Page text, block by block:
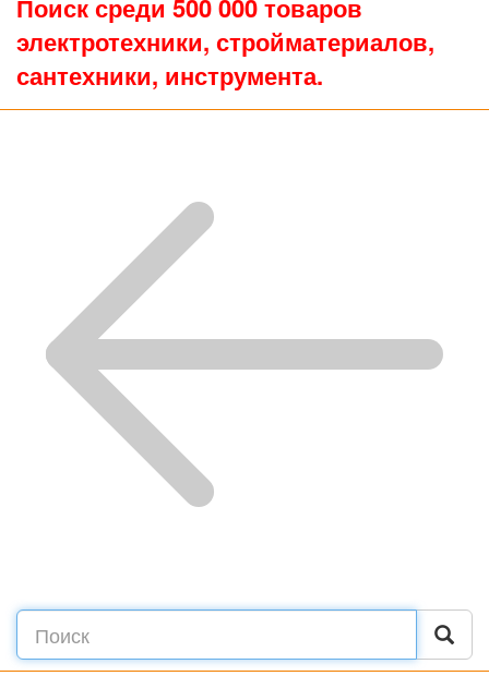
Поиск среди 500 000 товаров
электротехники, стройматериалов,
сантехники, инструмента.